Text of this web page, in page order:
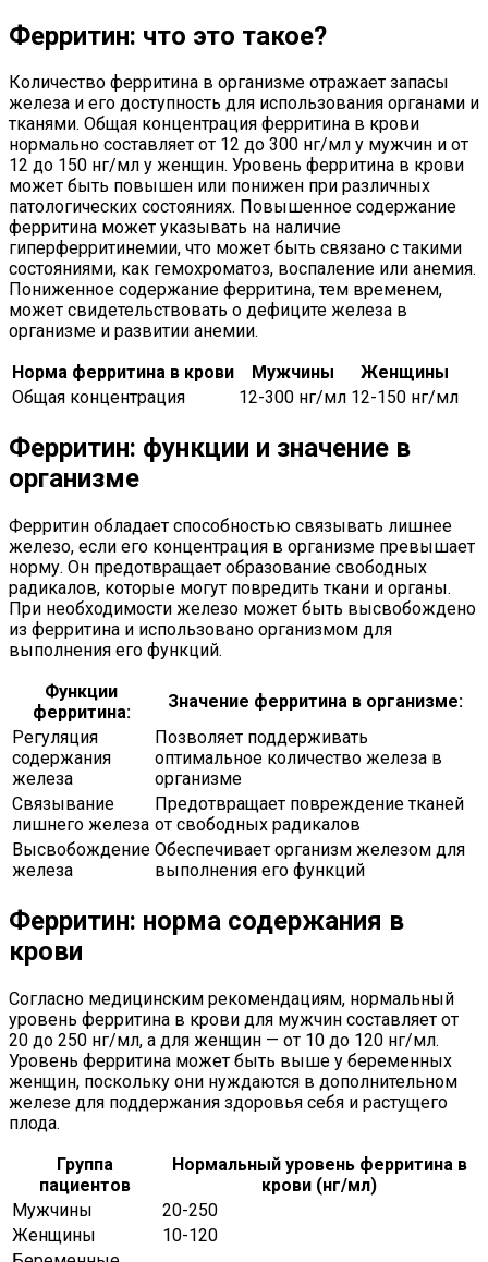
Ферритин: что это такое?
Количество ферритина в организме отражает запасы
железа и его доступность для использования органами и
тканями. Общая концентрация ферритина в крови
нормально составляет от 12 до 300 нг/мл у мужчин и от
12 до 150 нг/мл у женщин. Уровень ферритина в крови
может быть повышен или понижен при различных
патологических состояниях. Повышенное содержание
ферритина может указывать на наличие
гиперферритинемии, что может быть связано с такими
состояниями, как гемохроматоз, воспаление или анемия.
Пониженное содержание ферритина, тем временем,
может свидетельствовать о дефиците железа в
организме и развитии анемии.
Норма ферритина в крови
Мужчины
Женщины
Общая концентрация
12-300 нг/мл 12-150 нг/мл
Ферритин: функции и значение в
организме
Ферритин обладает способностью связывать лишнее
железо, если его концентрация в организме превышает
норму. Он предотвращает образование свободных
радикалов, которые могут повредить ткани и органы.
При необходимости железо может быть высвобождено
из ферритина и использовано организмом для
выполнения его функций.
Функции
ферритина:
Значение ферритина в организме:
Регуляция
содержания
железа
Позволяет поддерживать
оптимальное количество железа в
организме
Связывание
лишнего железа
Предотвращает повреждение тканей
от свободных радикалов
Высвобождение
железа
Обеспечивает организм железом для
выполнения его функций
Ферритин: норма содержания в
крови
Согласно медицинским рекомендациям, нормальный
уровень ферритина в крови для мужчин составляет от
20 до 250 нг/мл, а для женщин — от 10 до 120 нг/мл.
Уровень ферритина может быть выше у беременных
женщин, поскольку они нуждаются в дополнительном
железе для поддержания здоровья себя и растущего
плода.
Группа
пациентов
Нормальный уровень ферритина в
крови (нг/мл)
Мужчины
20-250
Женщины
10-120